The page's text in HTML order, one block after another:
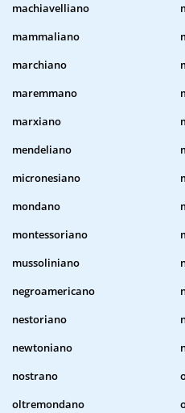
machiavelliano
mammaliano
marchiano
maremmano
marxiano
mendeliano
micronesiano
mondano
montessoriano
mussoliniano
negroamericano
nestoriano
newtoniano
nostrano
oltremondano